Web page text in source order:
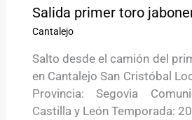
Salida primer toro
Cantalejo
Salto desde el camión del
en Cantalejo San Cristóbal
Provincia: Segovia
Castilla y León Temporada: